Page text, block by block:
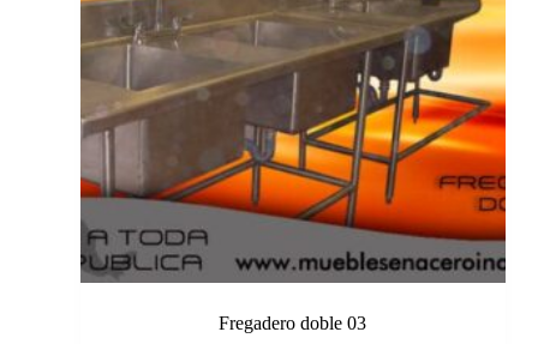
Fregadero doble 03